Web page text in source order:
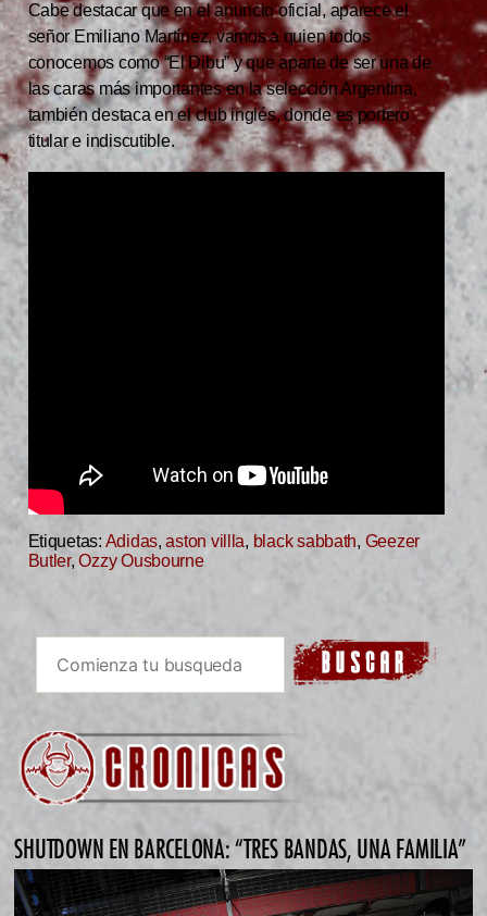
Cabe destacar que en el anuncio oficial, aparece el
señor Emiliano Martínez, vamos a quien todos
conocemos como “El Dibu” y que aparte de ser una de
las caras más importantes en la selección Argentina,
también destaca en el club inglés, donde es portero
titular e indiscutible.
Etiquetas: Adidas,aston villla, black sabbath, Geezer
Butler,Ozzy Ousbourne
SHUTDOWN EN BARCELONA: “TRES BANDAS, UNA FAMILIA”